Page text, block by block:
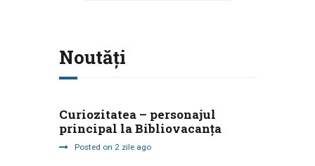
Noutăți
Curiozitatea – personajul
principal la Bibliovacanța
Posted on 2 zile ago